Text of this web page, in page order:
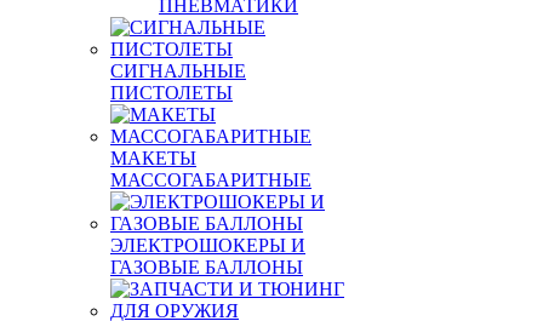
ПНЕВМАТИКИ
СИГНАЛЬНЫЕ
ПИСТОЛЕТЫ
МАКЕТЫ
МАССОГАБАРИТНЫЕ
ЭЛЕКТРОШОКЕРЫ И
ГАЗОВЫЕ БАЛЛОНЫ